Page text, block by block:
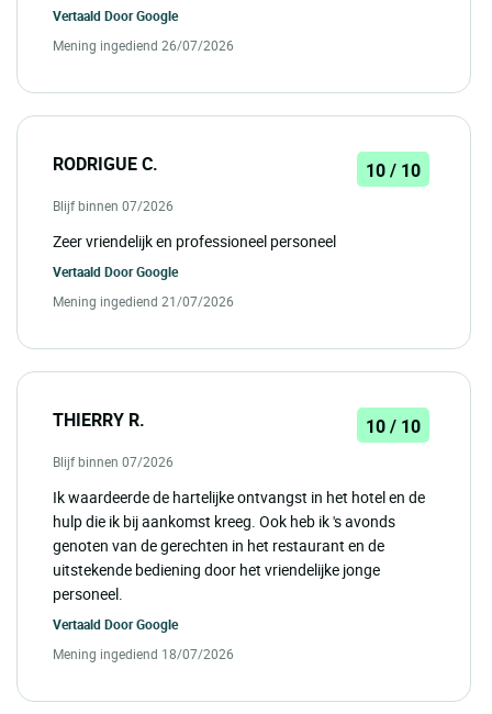
Vertaald DoorGoogle
Mening ingediend 26/07/2026
RODRIGUE C. 10 / 10
Blijf binnen 07/2026
Zeer vriendelijk en professioneel personeel
Vertaald DoorGoogle
Mening ingediend 21/07/2026
THIERRY R. 10 / 10
Blijf binnen 07/2026
Ik waardeerde de hartelijke ontvangst in het hotel en de
hulp die ik bij aankomst kreeg. Ook heb ik 's avonds
genoten van de gerechten in het restaurant en de
uitstekende bediening door het vriendelijke jonge
personeel.
Vertaald DoorGoogle
Mening ingediend 18/07/2026